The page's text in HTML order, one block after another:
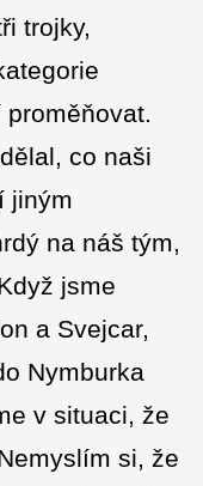
trojky,
co naši
jiným
na náš tým,
jsme
a Svejcar,
Nymburka
v situaci, že
si, že